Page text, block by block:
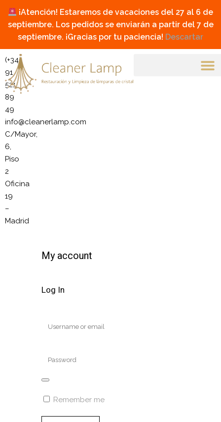
¡Atención! Estaremos de vacaciones del 27 al 6 de
septiembre. Los pedidos se enviarán a partir del 7 de
septiembre. ¡Gracias por tu paciencia! Descartar
(+34)
91
521
89
49
info@cleanerlamp.com
C/Mayor,
6,
Piso
2
Oficina
19
–
Madrid
My account
Log In
Remember me